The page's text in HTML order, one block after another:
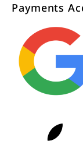
Payments